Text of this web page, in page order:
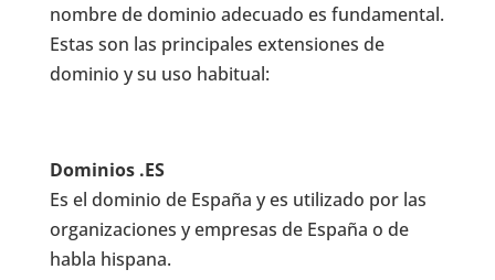
nombre de dominio adecuado es fundamental.
Estas son las principales extensiones de
dominio y su uso habitual:
Dominios .ES
Es el dominio de España y es utilizado por las
organizaciones y empresas de España o de
habla hispana.